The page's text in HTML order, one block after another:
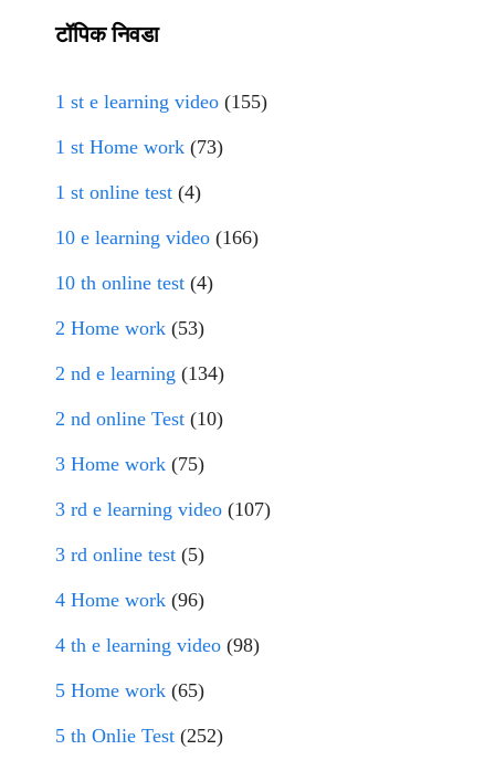
टॉपिक निवडा
1 st e learning video (155)
1 st Home work (73)
1 st online test (4)
10 e learning video (166)
10 th online test (4)
2 Home work (53)
2 nd e learning (134)
2 nd online Test (10)
3 Home work (75)
3 rd e learning video (107)
3 rd online test (5)
4 Home work (96)
4 th e learning video (98)
5 Home work (65)
5 th Onlie Test (252)